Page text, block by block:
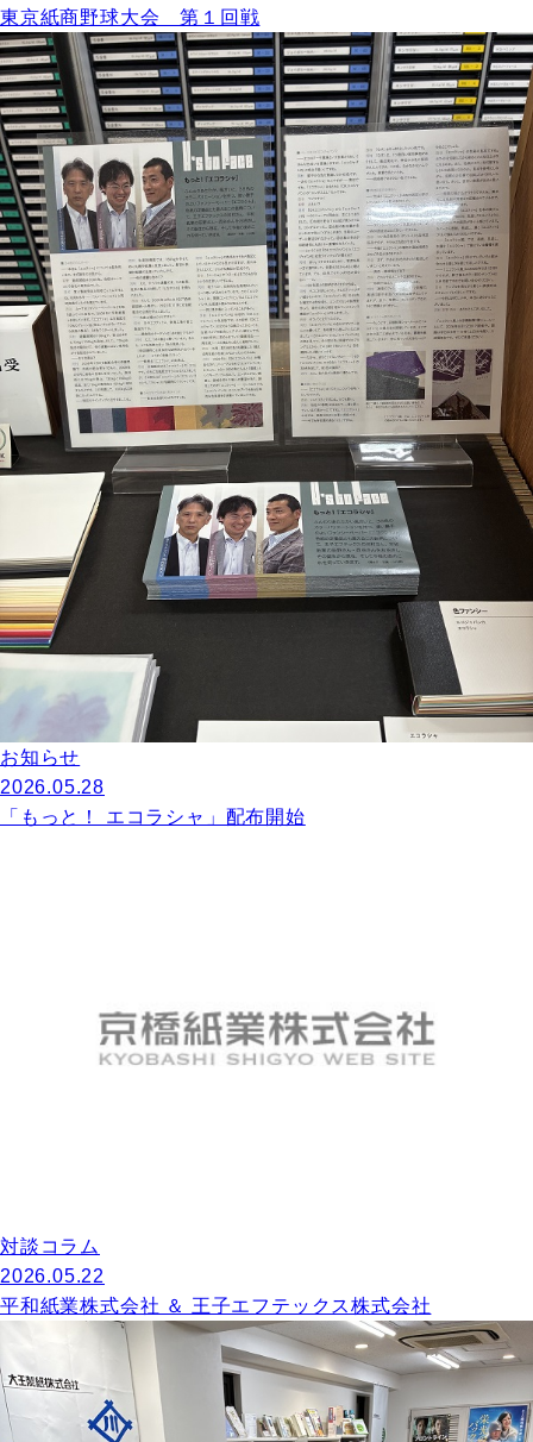
東京紙商野球大会 第１回戦
お知らせ
2026.05.28
「もっと！ エコラシャ」配布開始
対談コラム
2026.05.22
平和紙業株式会社 ＆ 王子エフテックス株式会社